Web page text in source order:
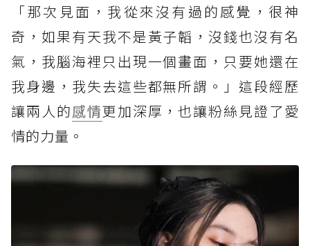
「那次見面，我從來沒有過的感覺，很神
奇，如果有天我不是黃子韜，沒錢也沒有名
氣，我腦海裡只出現一個畫面，只要她還在
我身邊，我失去這些都無所謂。」這段經歷
讓兩人的感情更加深厚，也讓粉絲見證了愛
情的力量。